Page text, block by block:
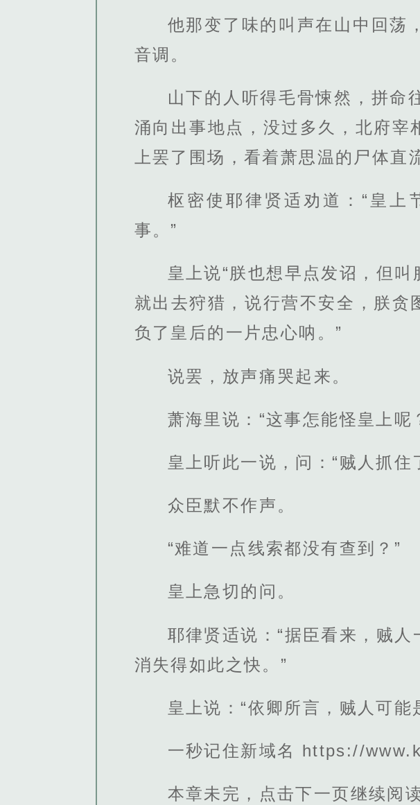
他那变了味的叫声在山中回荡
音调。
山下的人听得毛骨悚然，拼命
涌向出事地点，没过多久，北府宰
上罢了围场，看着萧思温的尸体直
枢密使耶律贤适劝道：“皇上
事。”
皇上说“朕也想早点发诏，但
就出去狩猎，说行营不安全，朕贪
负了皇后的一片忠心呐。”
说罢，放声痛哭起来。
萧海里说：“这事怎能怪皇上
皇上听此一说，问：“贼人抓住
众臣默不作声。
“难道一点线索都没有查到？”
皇上急切的问。
耶律贤适说：“据臣看来，贼
消失得如此之快。”
皇上说：“依卿所言，贼人可能
一秒记住新域名 https://
本章未完，点击下一页继续阅